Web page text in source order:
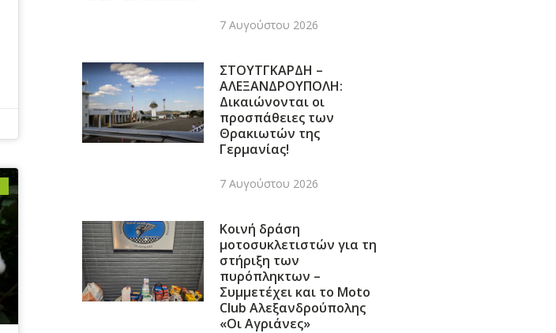
7 Αυγούστου 2026
ΣΤΟΥΤΓΚΑΡΔΗ –
ΑΛΕΞΑΝΔΡΟΥΠΟΛΗ:
Δικαιώνονται οι
προσπάθειες των
Θρακιωτών της
Γερμανίας!
7 Αυγούστου 2026
Κοινή δράση
μοτοσυκλετιστών για τη
στήριξη των
πυρόπληκτων –
Συμμετέχει και το Moto
Club Αλεξανδρούπολης
«Οι Αγριάνες»